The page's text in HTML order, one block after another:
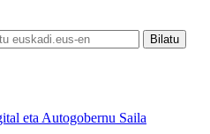
eta Autogobernu Saila